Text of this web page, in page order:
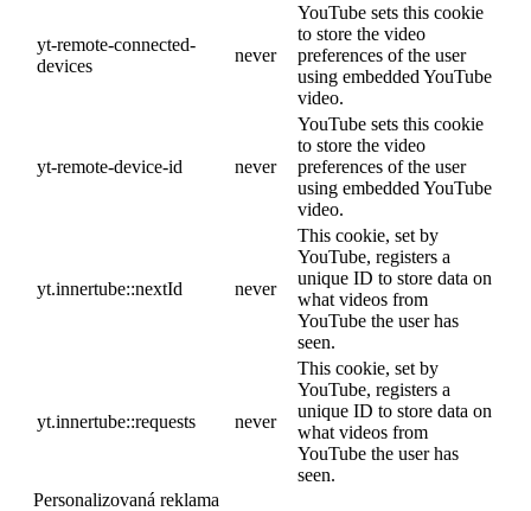
yt-remote-connected-
devices
never
YouTube sets this cookie
to store the video
preferences of the user
using embedded YouTube
video.
yt-remote-device-id never
YouTube sets this cookie
to store the video
preferences of the user
using embedded YouTube
video.
yt.innertube::nextId never
This cookie, set by
YouTube, registers a
unique ID to store data on
what videos from
YouTube the user has
seen.
yt.innertube::requests never
This cookie, set by
YouTube, registers a
unique ID to store data on
what videos from
YouTube the user has
seen.
Personalizovaná reklama